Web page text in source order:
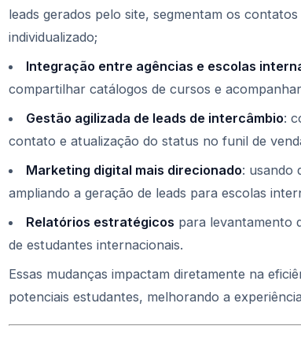
leads gerados pelo site, segmentam os
individualizado;
Integração entre agências e escolas
compartilhar catálogos de cursos e
Gestão agilizada de leads de intercâmbio:
contato e atualização do status no funil de
Marketing digital mais direcionado: usando
ampliando a geração de leads para escolas
Relatórios estratégicos para levantamento
de estudantes internacionais.
Essas mudanças impactam diretamente na
potenciais estudantes, melhorando a